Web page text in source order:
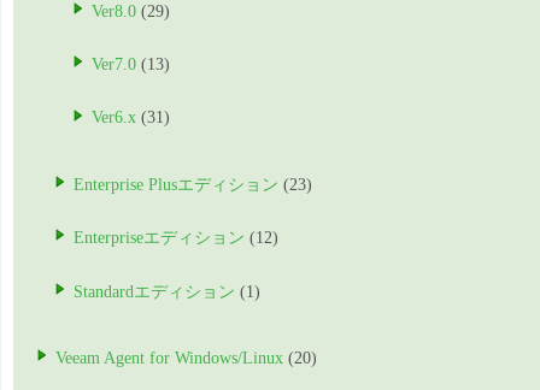
Ver8.0 (29)
Ver7.0 (13)
Ver6.x (31)
Enterprise Plusエディション (23)
Enterpriseエディション (12)
Standardエディション (1)
Veeam Agent for Windows/Linux (20)